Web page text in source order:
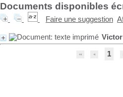
Documents disponibles
Faire une suggestion
Victor
1